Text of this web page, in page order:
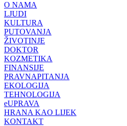
O NAMA
LJUDI
KULTURA
PUTOVANJA
ŽIVOTINJE
DOKTOR
KOZMETIKA
FINANSIJE
PRAVNAPITANJA
EKOLOGIJA
TEHNOLOGIJA
eUPRAVA
HRANA KAO LIJEK
KONTAKT